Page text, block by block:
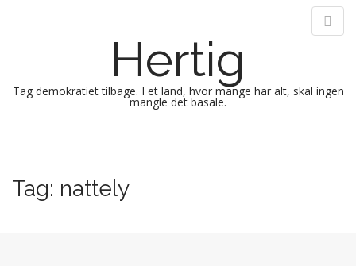
Hertig
Tag demokratiet tilbage. I et land, hvor mange har alt, skal ingen
mangle det basale.
i
n
p
Tag: nattely